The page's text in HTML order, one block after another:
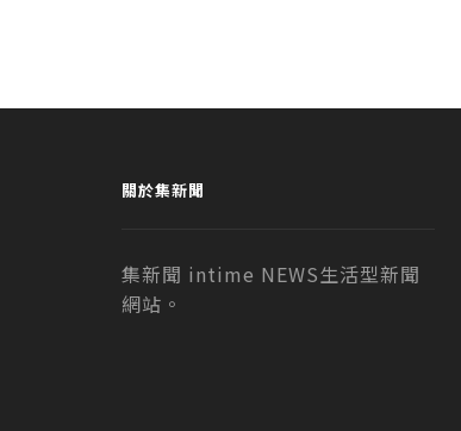
關於集新聞
集新聞 intime NEWS生活型新聞
網站。